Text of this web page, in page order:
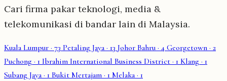
Cari firma pakar teknologi, media &
telekomunikasi di bandar lain di Malaysia.
Kuala Lumpur · 73 Petaling Jaya· 13 Johor Bahru · 4 Georgetown · 2
Puchong · 1 Ibrahim International Business District · 1 Klang · 1
Subang Jaya· 1 Bukit Mertajam · 1 Melaka· 1